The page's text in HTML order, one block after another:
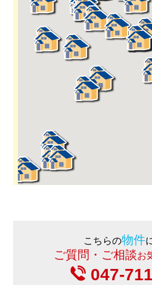
こちらの物件
ご質問・ご相談お
047-